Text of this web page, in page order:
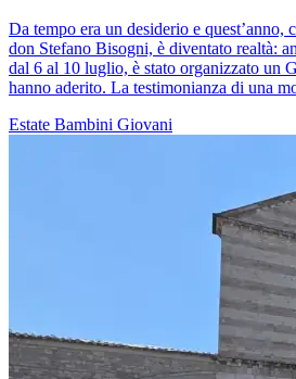
Da tempo era un desiderio e quest’anno,
don Stefano Bisogni, è diventato realtà:
dal 6 al 10 luglio, è stato organizzato un
hanno aderito. La testimonianza di una
Estate Bambini Giovani